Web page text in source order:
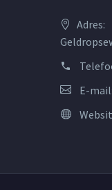
Adres:
E-mail: